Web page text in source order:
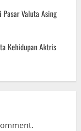
Pasar Valuta Asing
Kehidupan Aktris